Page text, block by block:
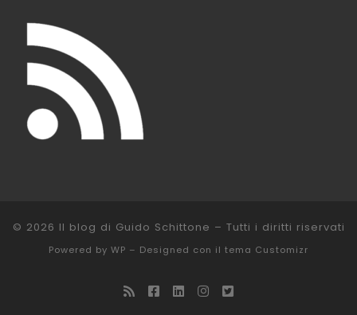
© 2026 Il blog di Guido Schittone – Tutti i diritti riservati
Powered by WP – Designed con il tema Customizr